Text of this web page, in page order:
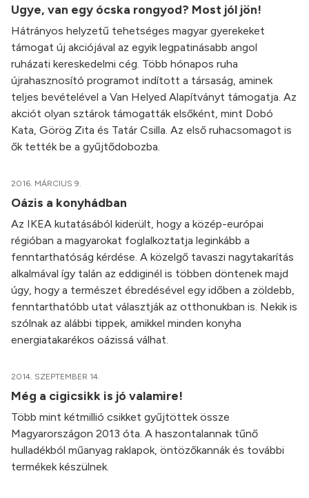
Ugye, van egy ócska rongyod? Most jól jön!
Hátrányos helyzetű tehetséges magyar gyerekeket
támogat új akciójával az egyik legpatinásabb angol
ruházati kereskedelmi cég. Több hónapos ruha
újrahasznosító programot indított a társaság, aminek
teljes bevételével a Van Helyed Alapítványt támogatja. Az
akciót olyan sztárok támogatták elsőként, mint Dobó
Kata, Görög Zita és Tatár Csilla. Az első ruhacsomagot is
ők tették be a gyűjtődobozba.
2016. MÁRCIUS 9.
Oázis a konyhádban
Az IKEA kutatásából kiderült, hogy a közép-európai
régióban a magyarokat foglalkoztatja leginkább a
fenntarthatóság kérdése. A közelgő tavaszi nagytakarítás
alkalmával így talán az eddiginél is többen döntenek majd
úgy, hogy a természet ébredésével egy időben a zöldebb,
fenntarthatóbb utat választják az otthonukban is. Nekik is
szólnak az alábbi tippek, amikkel minden konyha
energiatakarékos oázissá válhat.
2014. SZEPTEMBER 14.
Még a cigicsikk is jó valamire!
Több mint kétmillió csikket gyűjtöttek össze
Magyarországon 2013 óta. A haszontalannak tűnő
hulladékból műanyag raklapok, öntözőkannák és további
termékek készülnek.